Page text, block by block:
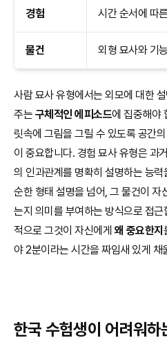
경험 시간 순서에 따
물건 외형 묘사와 기
사람 묘사 유형에서는 외모에 대한
주는 구체적인 에피소드에 집중해야
릿속에 그림을 그릴 수 있도록 공간
이 중요합니다. 경험 묘사 유형은 과
의 인과관계를 명확히 설명하는 능
순한 형태 설명을 넘어, 그 물건이 자
는지 의미를 부여하는 방식으로 접
적으로 그것이 자신에게 왜 중요한지
야 2분이라는 시간을 짜임새 있게 채
한국 수험생이 어려워